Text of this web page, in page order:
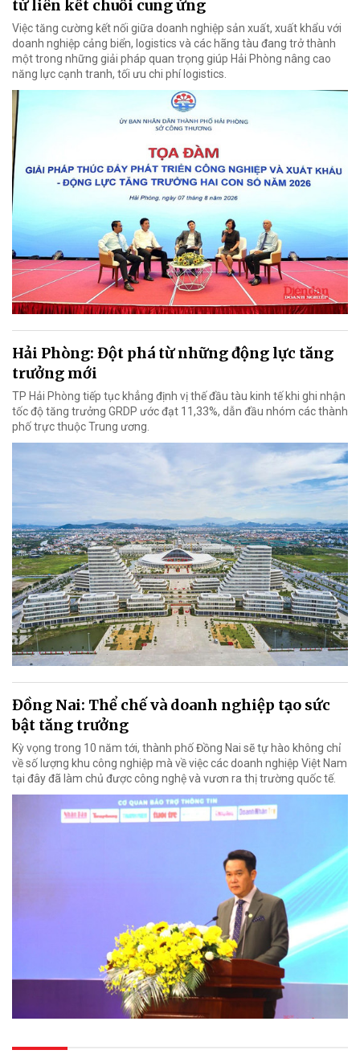
từ liên kết chuỗi cung ứng
Việc tăng cường kết nối giữa doanh nghiệp sản xuất, xuất khẩu với
doanh nghiệp cảng biển, logistics và các hãng tàu đang trở thành
một trong những giải pháp quan trọng giúp Hải Phòng nâng cao
năng lực cạnh tranh, tối ưu chi phí logistics.
Hải Phòng: Đột phá từ những động lực tăng
trưởng mới
TP Hải Phòng tiếp tục khẳng định vị thế đầu tàu kinh tế khi ghi nhận
tốc độ tăng trưởng GRDP ước đạt 11,33%, dẫn đầu nhóm các thành
phố trực thuộc Trung ương.
Đồng Nai: Thể chế và doanh nghiệp tạo sức
bật tăng trưởng
Kỳ vọng trong 10 năm tới, thành phố Đồng Nai sẽ tự hào không chỉ
về số lượng khu công nghiệp mà về việc các doanh nghiệp Việt Nam
tại đây đã làm chủ được công nghệ và vươn ra thị trường quốc tế.